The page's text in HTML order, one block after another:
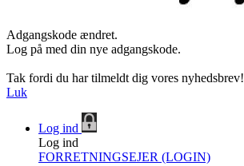
Adgangskode ændret.
Log på med din nye adgangskode.
Tak fordi du har tilmeldt dig vores nyhedsbrev!
Luk
Log ind
Log ind
FORRETNINGSEJER (LOGIN)